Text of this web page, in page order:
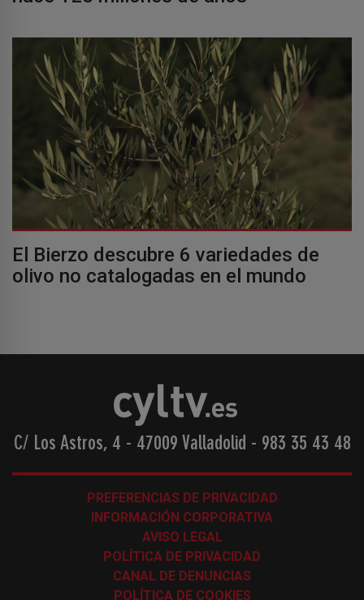
El Bierzo descubre 6 variedades de
olivo no catalogadas en el mundo
C/ Los Astros, 4 - 47009 Valladolid - 983 35 43 48
PREFERENCIAS DE PRIVACIDAD
INFORMACIÓN CORPORATIVA
AVISO LEGAL
POLÍTICA DE PRIVACIDAD
CANAL DE DENUNCIAS
POLÍTICA DE COOKIES